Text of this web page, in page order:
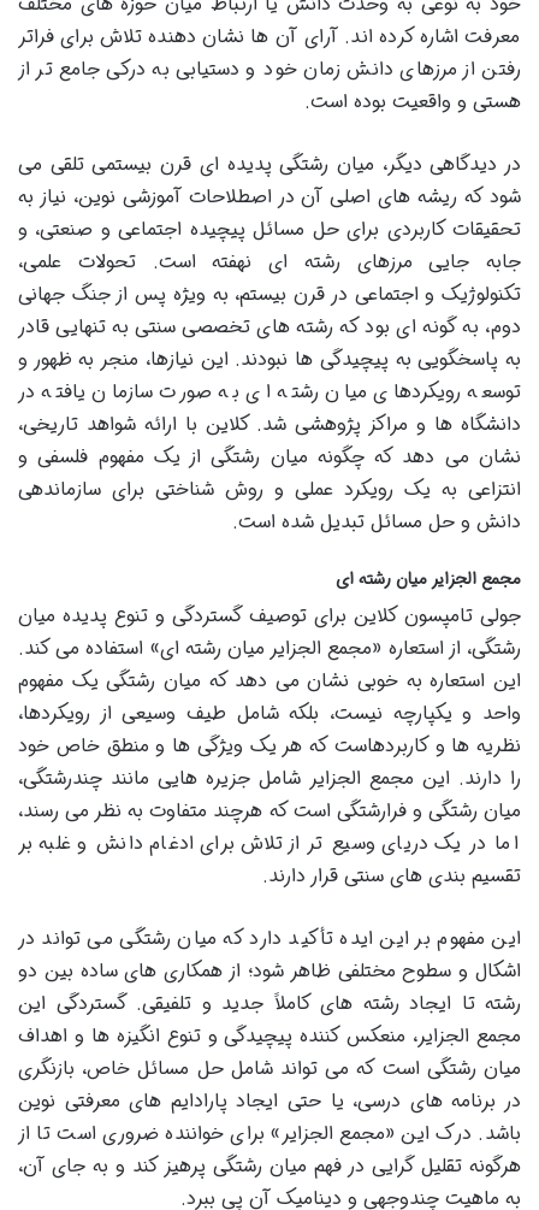
معرفت اشاره کرده اند. آرای آن ها نشان دهنده تلاش برای فراتر
رفتن از مرزهای دانش زمان خود و دستیابی به درکی جامع تر از
هستی و واقعیت بوده است.
در دیدگاهی دیگر، میان رشتگی پدیده ای قرن بیستمی تلقی می
شود که ریشه های اصلی آن در اصطلاحات آموزشی نوین، نیاز به
تحقیقات کاربردی برای حل مسائل پیچیده اجتماعی و صنعتی، و
جابه جایی مرزهای رشته ای نهفته است. تحولات علمی،
تکنولوژیک و اجتماعی در قرن بیستم، به ویژه پس از جنگ جهانی
دوم، به گونه ای بود که رشته های تخصصی سنتی به تنهایی قادر
به پاسخگویی به پیچیدگی ها نبودند. این نیازها، منجر به ظهور و
توسعه رویکردهای میان رشته ای به صورت سازمان یافته در
دانشگاه ها و مراکز پژوهشی شد. کلاین با ارائه شواهد تاریخی،
نشان می دهد که چگونه میان رشتگی از یک مفهوم فلسفی و
انتزاعی به یک رویکرد عملی و روش شناختی برای سازماندهی
دانش و حل مسائل تبدیل شده است.
مجمع الجزایر میان رشته ای
جولی تامپسون کلاین برای توصیف گستردگی و تنوع پدیده میان
رشتگی، از استعاره «مجمع الجزایر میان رشته ای» استفاده می کند.
این استعاره به خوبی نشان می دهد که میان رشتگی یک مفهوم
واحد و یکپارچه نیست، بلکه شامل طیف وسیعی از رویکردها،
نظریه ها و کاربردهاست که هر یک ویژگی ها و منطق خاص خود
را دارند. این مجمع الجزایر شامل جزیره هایی مانند چندرشتگی،
میان رشتگی و فرارشتگی است که هرچند متفاوت به نظر می رسند،
اما در یک دریای وسیع تر از تلاش برای ادغام دانش و غلبه بر
تقسیم بندی های سنتی قرار دارند.
این مفهوم بر این ایده تأکید دارد که میان رشتگی می تواند در
اشکال و سطوح مختلفی ظاهر شود؛ از همکاری های ساده بین دو
رشته تا ایجاد رشته های کاملاً جدید و تلفیقی. گستردگی این
مجمع الجزایر، منعکس کننده پیچیدگی و تنوع انگیزه ها و اهداف
میان رشتگی است که می تواند شامل حل مسائل خاص، بازنگری
در برنامه های درسی، یا حتی ایجاد پارادایم های معرفتی نوین
باشد. درک این «مجمع الجزایر» برای خواننده ضروری است تا از
هرگونه تقلیل گرایی در فهم میان رشتگی پرهیز کند و به جای آن،
به ماهیت چندوجهی و دینامیک آن پی ببرد.